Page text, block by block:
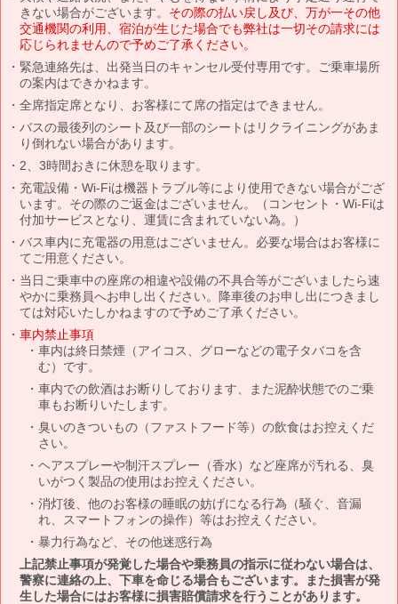
きない場合がございます。 その際の払い戻し及び、万が一その他
交通機関の利用、宿泊が生じた場合でも弊社は一切その請求には
応じられませんので予めご了承ください。
緊急連絡先は、出発当日のキャンセル受付専用です。ご乗車場所
の案内はできかねます。
全席指定席となり、お客様にて席の指定はできません。
バスの最後列のシート及び一部のシートはリクライニングがあま
り倒れない場合があります。
2、3時間おきに休憩を取ります。
充電設備・Wi-Fiは機器トラブル等により使用できない場合がござ
います。その際のご返金はございません。（コンセント・Wi-Fiは
付加サービスとなり、運賃に含まれていない為。）
バス車内に充電器の用意はございません。必要な場合はお客様に
てご用意ください。
当日ご乗車中の座席の相違や設備の不具合等がございましたら速
やかに乗務員へお申し出ください。降車後のお申し出につきまし
ては対応いたしかねますので予めご了承ください。
車内禁止事項
車内は終日禁煙（アイコス、グローなどの電子タバコを含
む）です。
車内での飲酒はお断りしております、また泥酔状態でのご乗
車もお断りいたします。
臭いのきついもの（ファストフード等）の飲食はお控えくだ
さい。
ヘアスプレーや制汗スプレー（香水）など座席が汚れる、臭
いがつく製品の使用はお控えください。
消灯後、他のお客様の睡眠の妨げになる行為（騒ぐ、音漏
れ、スマートフォンの操作）等はお控えください。
暴力行為など、その他迷惑行為
上記禁止事項が発覚した場合や乗務員の指示に従わない場合は、
警察に連絡の上、下車を命じる場合もございます。また損害が発
生した場合にはお客様に損害賠償請求を行うことがあります。